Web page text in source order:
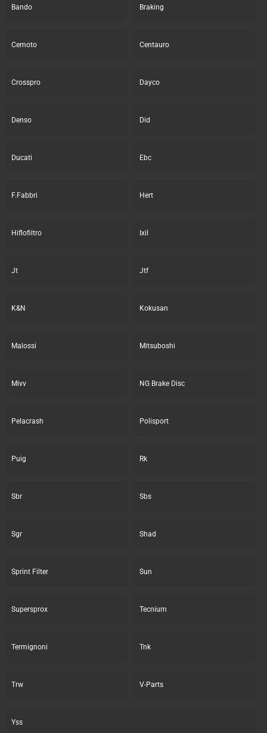
Bando Braking
Cemoto Centauro
Crosspro Dayco
Denso Did
Ducati Ebc
F.Fabbri Hert
Hiflofiltro Ixil
Jt Jtf
K&N Kokusan
Malossi Mitsuboshi
Mivv NG Brake Disc
Pelacrash Polisport
Puig Rk
Sbr Sbs
Sgr Shad
Sprint Filter Sun
Supersprox Tecnium
Termignoni Tnk
Trw V-Parts
Yss